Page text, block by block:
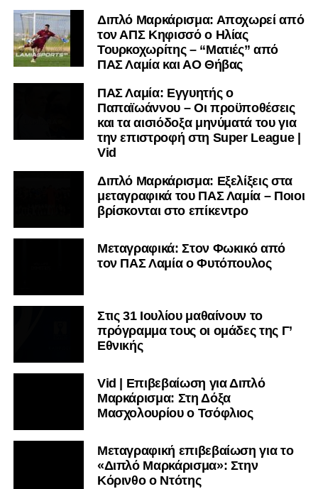
Διπλό Μαρκάρισμα: Αποχωρεί από
τον ΑΠΣ Κηφισσό ο Ηλίας
Τουρκοχωρίτης – “Ματιές” από
ΠΑΣ Λαμία και ΑΟ Θήβας
ΠΑΣ Λαμία: Εγγυητής ο
Παπαϊωάννου – Οι προϋποθέσεις
και τα αισιόδοξα μηνύματά του για
την επιστροφή στη Super League |
Vid
Διπλό Μαρκάρισμα: Εξελίξεις στα
μεταγραφικά του ΠΑΣ Λαμία – Ποιοι
βρίσκονται στο επίκεντρο
Μεταγραφικά: Στον Φωκικό από
τον ΠΑΣ Λαμία ο Φυτόπουλος
Στις 31 Ιουλίου μαθαίνουν το
πρόγραμμα τους οι ομάδες της Γ’
Εθνικής
Vid | Επιβεβαίωση για Διπλό
Μαρκάρισμα: Στη Δόξα
Μασχολουρίου ο Τσόφλιος
Μεταγραφική επιβεβαίωση για το
«Διπλό Μαρκάρισμα»: Στην
Κόρινθο ο Ντότης